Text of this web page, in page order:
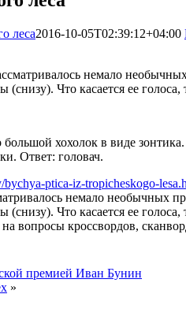
леса2016-10-05T02:39:12+04:00
немало
(снизу). Что касается ее
большой хохолок в виде
Ответ: головач.
ptica-iz-tropicheskogo-
немало необычных
(снизу). Что касается ее
премией Иван Бунин
»